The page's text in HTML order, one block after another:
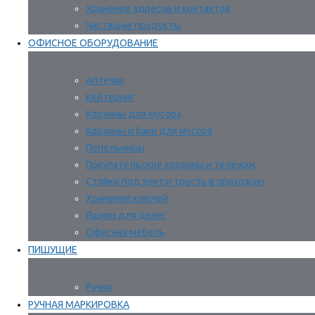
Хранение адресов и контактов
Чистящие продукты
ОФИСНОЕ ОБОРУДОВАНИЕ
Аптечки
Кейтеринг
Корзины для мусора
Корзины и баки для мусора
Пепельницы
Покупательские корзины и тележки
Стойки под зонт и трость в прихожую
Хранение ключей
Ящики для денег
Офисная мебель
ПИШУЩИЕ
Ручки
РУЧНАЯ МАРКИРОВКА